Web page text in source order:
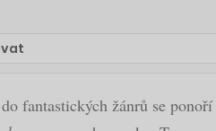
fantastických žánrů se